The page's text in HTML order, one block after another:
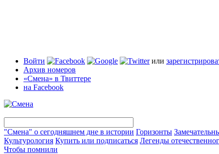
Войти или
Архив номеров
«Смена» в Твиттере
на Facebook
"Смена" о сегодняшнем дне в истории Горизонты
Культурология Купить или подписаться Легенды
Чтобы помнили